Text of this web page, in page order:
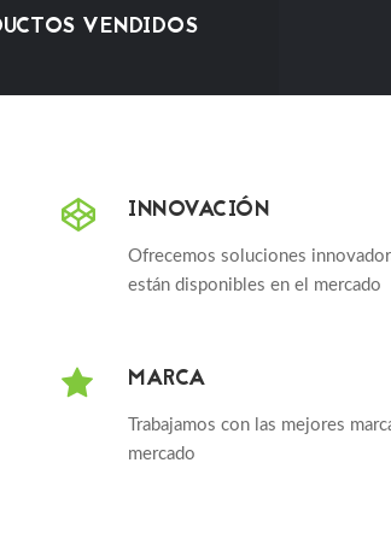
VENDIDOS
INNOVACIÓN
Ofrecemos soluciones
están disponibles en el mercado
MARCA
Trabajamos con las mejores
mercado